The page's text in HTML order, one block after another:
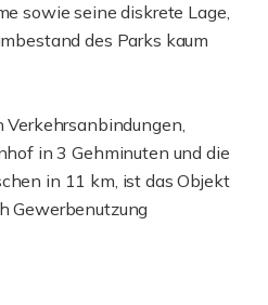
sowie seine diskrete Lage,
des Parks kaum
in 3 Gehminuten und die
in 11 km, ist das Objekt
Gewerbenutzung